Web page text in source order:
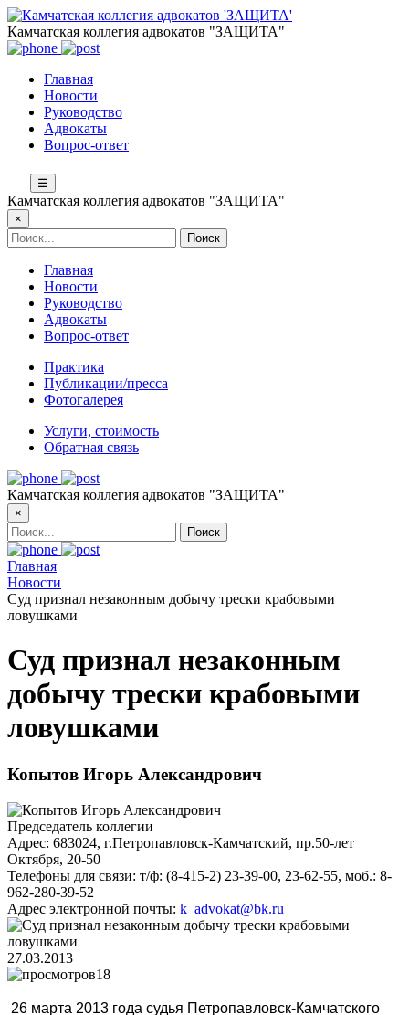
Камчатская коллегия адвокатов "ЗАЩИТА"
Главная
Новости
Руководство
Адвокаты
Вопрос-ответ
☰
Камчатская коллегия адвокатов "ЗАЩИТА"
×
Главная
Новости
Руководство
Адвокаты
Вопрос-ответ
Практика
Публикации/пресса
Фотогалерея
Услуги, стоимость
Обратная связь
Камчатская коллегия адвокатов "ЗАЩИТА"
×
Главная
Новости
Суд признал незаконным добычу трески крабовыми
ловушками
Суд признал незаконным
добычу трески крабовыми
ловушками
Копытов Игорь Александрович
Председатель коллегии
Адрес: 683024, г.Петропавловск-Камчатский, пр.50-лет
Октября, 20-50
Телефоны для связи: т/ф: (8-415-2) 23-39-00, 23-62-55, моб.: 8-
962-280-39-52
Адрес электронной почты: k_advokat@bk.ru
27.03.2013
18
26 марта 2013 года судья Петропавловск-Камчатского